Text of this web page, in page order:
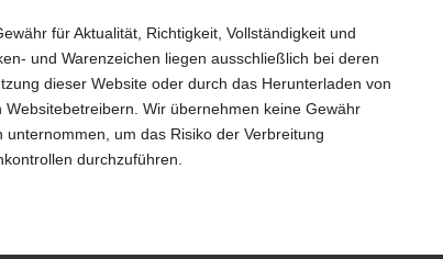
für Aktualität, Richtigkeit, Vollständigkeit und
und Warenzeichen liegen ausschließlich bei deren
dieser Website oder durch das Herunterladen von
Wir übernehmen keine Gewähr
um das Risiko der Verbreitung
durchzuführen.